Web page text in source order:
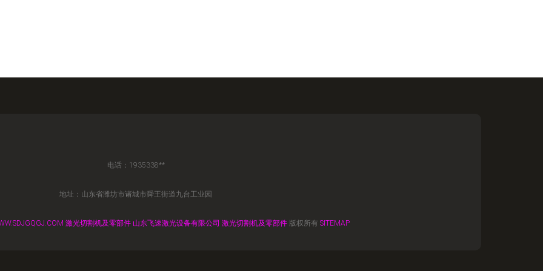
电话：1935338**
地址：山东省潍坊市诸城市舜王街道九台工业园
激光切割机及零部件 山东飞速激光设备有限公司 激光切割机及零部件版权所有 SITEMAP